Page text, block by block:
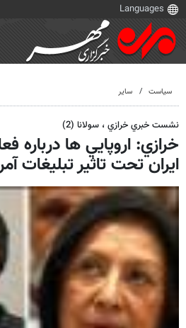
سیاست سایر
نشست خبري خرازي ، سولانا (2)
خرازي: اروپايي ها درباره
ايران تحت تاثير تبليغات